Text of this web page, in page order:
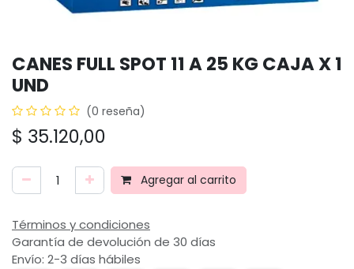
CANES FULL SPOT 11 A 25 KG CAJA X 1
UND
(0 reseña)
$ 35.120,00
Agregar al carrito
Términos y condiciones
Garantía de devolución de 30 días
Envío: 2-3 días hábiles